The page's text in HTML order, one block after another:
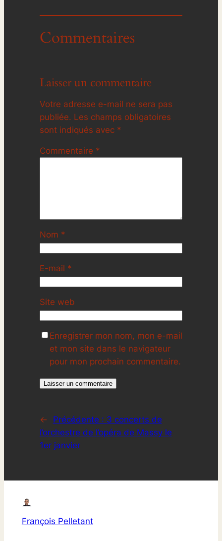
Commentaires
Laisser un commentaire
Votre adresse e-mail ne sera pas
publiée. Les champs obligatoires
sont indiqués avec *
Commentaire *
Nom *
E-mail *
Site web
Enregistrer mon nom, mon e-mail
et mon site dans le navigateur
pour mon prochain commentaire.
← Précédente : 3 concerts de
l’orchestre de l’opéra de Massy le
1er janvier
François Pelletant